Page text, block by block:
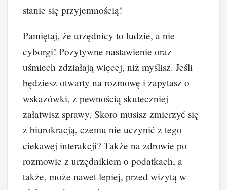
stanie się przyjemnością!
Pamiętaj, że urzędnicy to ludzie, a nie
cyborgi! Pozytywne nastawienie oraz
uśmiech zdziałają więcej, niż myślisz. Jeśli
będziesz otwarty na rozmowę i zapytasz o
wskazówki, z pewnością skuteczniej
załatwisz sprawy. Skoro musisz zmierzyć się
z biurokracją, czemu nie uczynić z tego
ciekawej interakcji? Także na zdrowie po
rozmowie z urzędnikiem o podatkach, a
także, może nawet lepiej, przed wizytą w